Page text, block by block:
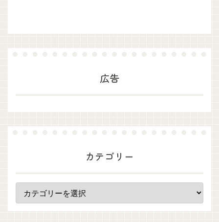
広告
カテゴリー